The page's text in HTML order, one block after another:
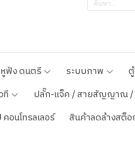
ฟัง ดนตรี ระบบภาพ
ที
ปลั๊ก-แจ็ค / สายสัญญาณ /
คอนโทรลเลอร์ สินค้าลดล้างสต็อ